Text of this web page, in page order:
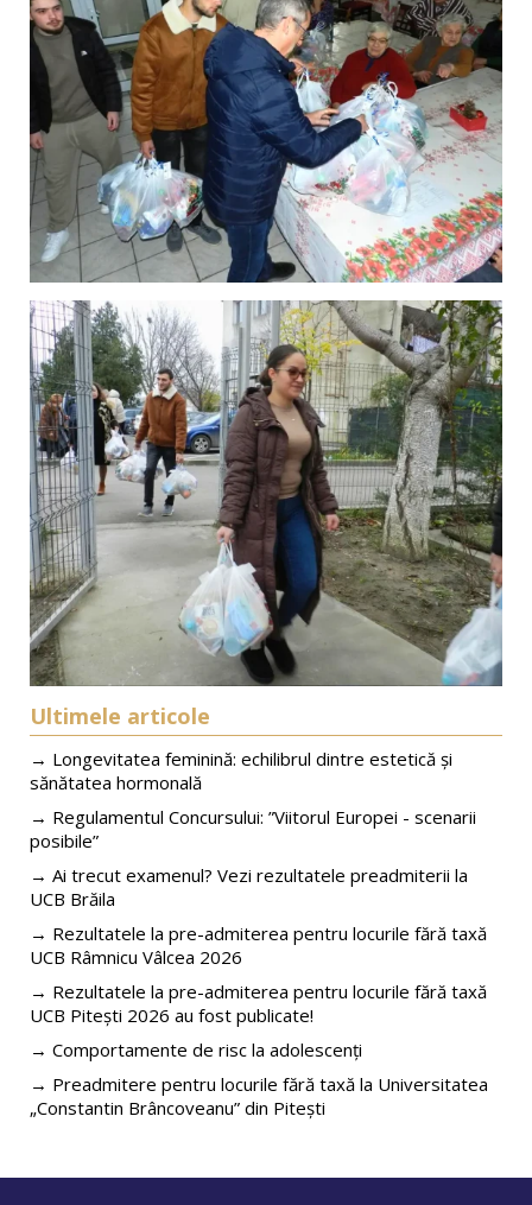
Ultimele articole
→ Longevitatea feminină: echilibrul dintre estetică și
sănătatea hormonală
→ Regulamentul Concursului: ”Viitorul Europei - scenarii
posibile”
→ Ai trecut examenul? Vezi rezultatele preadmiterii la
UCB Brăila
→ Rezultatele la pre-admiterea pentru locurile fără taxă
UCB Râmnicu Vâlcea 2026
→ Rezultatele la pre-admiterea pentru locurile fără taxă
UCB Pitești 2026 au fost publicate!
→ Comportamente de risc la adolescenți
→ Preadmitere pentru locurile fără taxă la Universitatea
„Constantin Brâncoveanu” din Pitești